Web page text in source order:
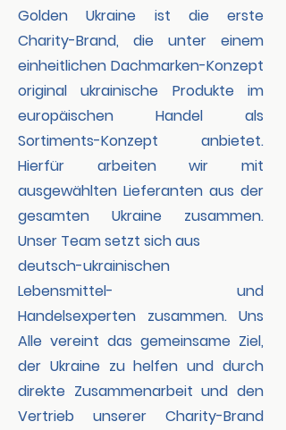
Golden Ukraine ist die erste
Charity-Brand, die unter einem
einheitlichen Dachmarken-Konzept
original ukrainische Produkte im
europäischen Handel als
Sortiments-Konzept anbietet.
Hierfür arbeiten wir mit
ausgewählten Lieferanten aus der
gesamten Ukraine zusammen.
Unser Team setzt sich aus
deutsch-ukrainischen
Lebensmittel- und
Handelsexperten zusammen. Uns
Alle vereint das gemeinsame Ziel,
der Ukraine zu helfen und durch
direkte Zusammenarbeit und den
Vertrieb unserer Charity-Brand